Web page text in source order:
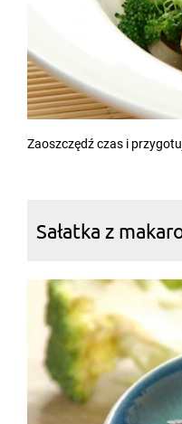
Zaoszczędź czas i
Sałatka z